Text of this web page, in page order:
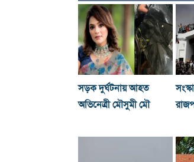
সড়ক দুর্ঘটনায় আহত
অভিনেত্রী মৌসুমী মৌ